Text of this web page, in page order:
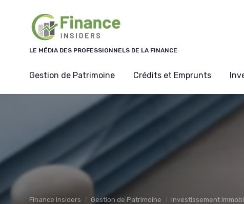
LE MÉDIA DES PROFESSIONNELS DE LA FINANCE
Gestion de Patrimoine Crédits et Emprunts
Finance Insiders Gestion de Patrimoine Investissement